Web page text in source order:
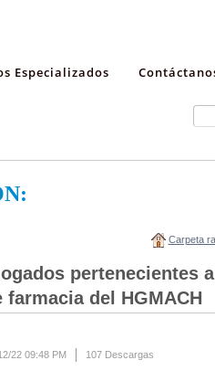
Especializados
Carpeta
pertenecientes
farmacia del HGMACH
22 09:48 PM 107 Descargas